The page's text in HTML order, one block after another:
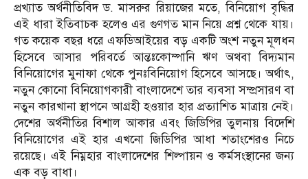
প্রখ্যাত অর্থনীতিবিদ ড. মাসরুর রিয়াজের মতে, বিনিয়োগ বৃদ্ধির
এই ধারা ইতিবাচক হলেও এর গুণগত মান নিয়ে প্রশ্ন থেকে যায়।
গত কয়েক বছর ধরে এফডিআইয়ের বড় একটি অংশ নতুন মূলধন
হিসেবে আসার পরিবর্তে আন্তঃকোম্পানি ঋণ অথবা বিদ্যমান
বিনিয়োগের মুনাফা থেকে পুনঃবিনিয়োগ হিসেবে আসছে। অর্থাৎ,
নতুন কোনো বিনিয়োগকারী বাংলাদেশে তার ব্যবসা সম্প্রসারণ বা
নতুন কারখানা স্থাপনে আগ্রহী হওয়ার হার প্রত্যাশিত মাত্রায় নেই।
দেশের অর্থনীতির বিশাল আকার এবং জিডিপির তুলনায় বিদেশি
বিনিয়োগের এই হার এখনো জিডিপির আধা শতাংশেরও নিচে
রয়েছে। এই নিম্নহার বাংলাদেশের শিল্পায়ন ও কর্মসংস্থানের জন্য
এক বড় বাধা।